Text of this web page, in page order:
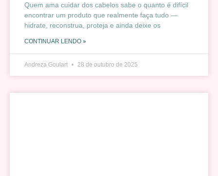
Quem ama cuidar dos cabelos sabe o quanto é difícil
encontrar um produto que realmente faça tudo —
hidrate, reconstrua, proteja e ainda deixe os
CONTINUAR LENDO »
Andreza Goulart 28 de outubro de 2025